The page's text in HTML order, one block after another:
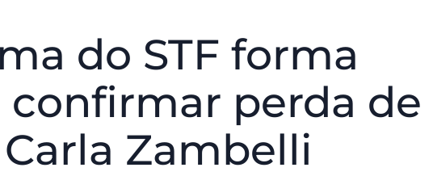
do STF forma
confirmar perda de
Zambelli